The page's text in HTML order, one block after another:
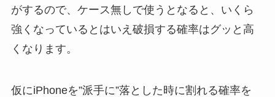
がするので、ケース無しで使うとなると、いくら
強くなっているとはいえ破損する確率はグッと高
くなります。
仮にiPhoneを”派手に”落とした時に割れる確率を